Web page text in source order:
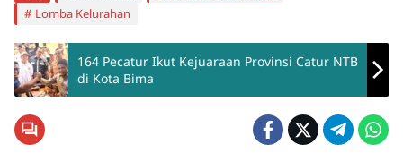
Lomba Kelurahan
164 Pecatur Ikut Kejuaraan Provinsi Catur NTB
di Kota Bima